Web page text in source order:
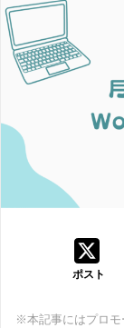
ポスト
※本記事にはプロモ